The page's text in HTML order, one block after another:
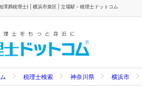
澤満税理士) | 横浜市泉区 | 立場駅 - 税理士ドットコム
税理士検索 神奈川県 横浜市